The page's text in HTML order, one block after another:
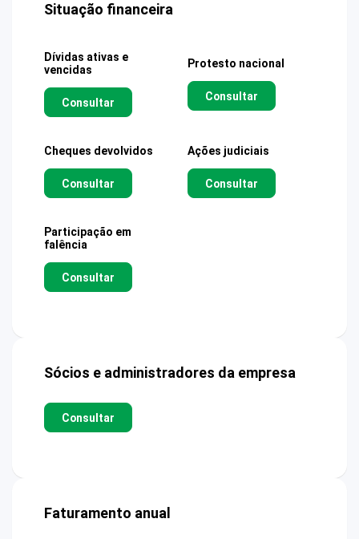
Situação financeira
Dívidas ativas e
vencidas
Consultar
Protesto nacional
Consultar
Cheques devolvidos
Consultar
Ações judiciais
Consultar
Participação em
falência
Consultar
Sócios e administradores da empresa
Consultar
Faturamento anual